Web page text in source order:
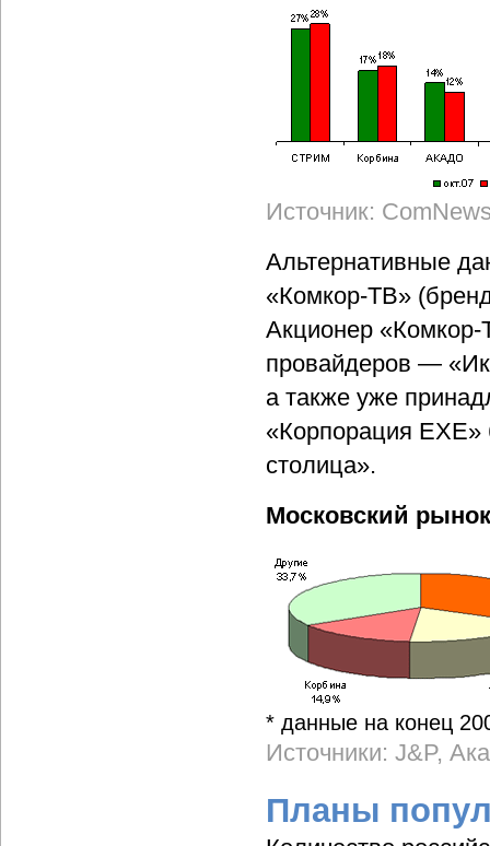
Источник:
Альтернативные
«Комкор-ТВ»
Акционер «Комкор-
провайдеров —
а также уже
«Корпорация
столица».
Московский
* данные на конец
Источники: J&P,
Планы